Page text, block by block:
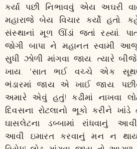
કર્યા પછી નિભાવવું એય અઘરી
મહારાજે બેય વિચાર કર્યો હતો.
સંસ્થાનાં મૂળ ઊંડાં જતાં રહ્યાં.
જોગી બાપા ને મહાનત સ્વામી
સુધી ઝોળી માંગવા જાય. ત્યારે
ખાય. 'સાત ભઈ વચ્ચે એક
ભંડારમાં જાય એ ખાઈ જાય.
અમારે એવું હતું! કઢીમાં નાખવા
દિવસના રોટલાનો ભૂકો કરીને
ઘાસલેટના ડબ્બામાં રાંધવાનું.
આવી ઇમારત કરવાનું મન ન